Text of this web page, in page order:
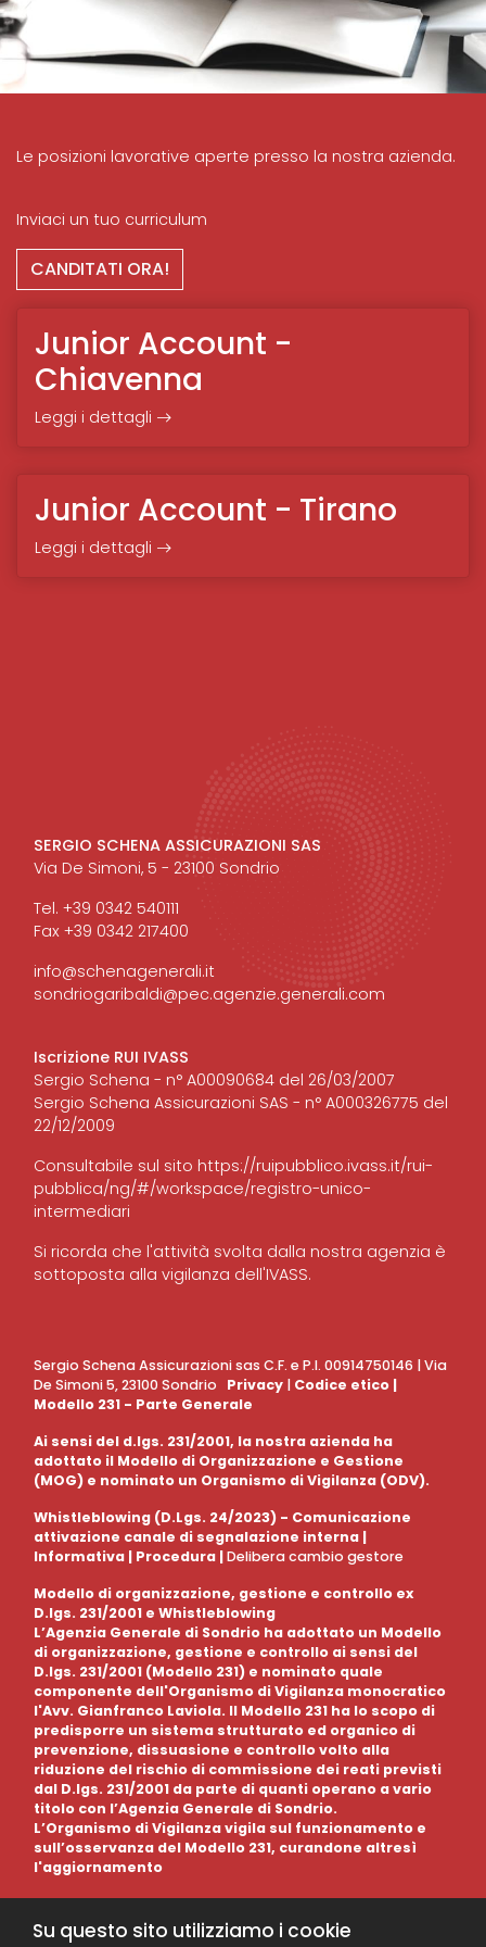
Le posizioni lavorative aperte presso la nostra azienda.
Inviaci un tuo curriculum
CANDITATI ORA!
Junior Account -
Chiavenna
Leggi i dettagli
Junior Account - Tirano
Leggi i dettagli
SERGIO SCHENA ASSICURAZIONI SAS
Via De Simoni, 5 - 23100 Sondrio
Tel. +39 0342 540111
Fax +39 0342 217400
info@schenagenerali.it
sondriogaribaldi@pec.agenzie.generali.com
Iscrizione RUI IVASS
Sergio Schena - n° A00090684 del 26/03/2007
Sergio Schena Assicurazioni SAS - n° A000326775 del
22/12/2009
Consultabile sul sito https://ruipubblico.ivass.it/rui-
pubblica/ng/#/workspace/registro-unico-
intermediari
Si ricorda che l'attività svolta dalla nostra agenzia è
sottoposta alla vigilanza dell'IVASS.
Sergio Schena Assicurazioni sas C.F. e P.I. 00914750146 | Via
De Simoni 5, 23100 Sondrio Privacy | Codice etico |
Modello 231 - Parte Generale
Ai sensi del d.lgs. 231/2001, la nostra azienda ha
adottato il Modello di Organizzazione e Gestione
(MOG) e nominato un Organismo di Vigilanza (ODV).
Whistleblowing (D.Lgs. 24/2023) - Comunicazione
attivazione canale di segnalazione interna |
Informativa | Procedura |Delibera cambio gestore
Modello di organizzazione, gestione e controllo ex
D.lgs. 231/2001 e Whistleblowing
L’Agenzia Generale di Sondrio ha adottato un Modello
di organizzazione, gestione e controllo ai sensi del
D.lgs. 231/2001 (Modello 231) e nominato quale
componente dell'Organismo di Vigilanza monocratico
l'Avv. Gianfranco Laviola. Il Modello 231 ha lo scopo di
predisporre un sistema strutturato ed organico di
prevenzione, dissuasione e controllo volto alla
riduzione del rischio di commissione dei reati previsti
dal D.lgs. 231/2001 da parte di quanti operano a vario
titolo con l’Agenzia Generale di Sondrio.
L’Organismo di Vigilanza vigila sul funzionamento e
sull’osservanza del Modello 231, curandone altresì
l'aggiornamento
Su questo sito utilizziamo i cookie